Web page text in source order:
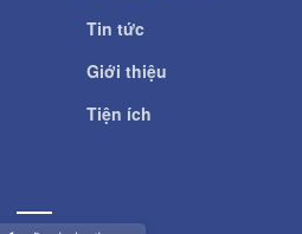
Tin tức
Giới thiệu
Tiện ích